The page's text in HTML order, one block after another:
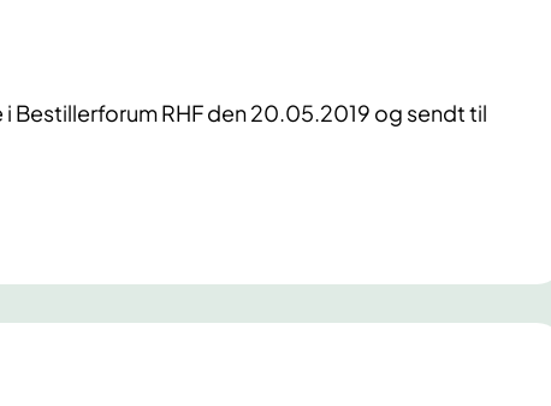
Bestillerforum RHF den 20.05.2019 og sendt til